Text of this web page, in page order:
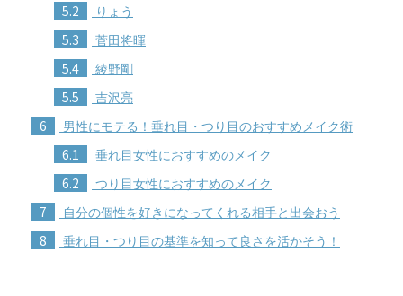
5.2 りょう
5.3 菅田将暉
5.4 綾野剛
5.5 吉沢亮
6 男性にモテる！垂れ目・つり目のおすすめメイク術
6.1 垂れ目女性におすすめのメイク
6.2 つり目女性におすすめのメイク
7 自分の個性を好きになってくれる相手と出会おう
8 垂れ目・つり目の基準を知って良さを活かそう！